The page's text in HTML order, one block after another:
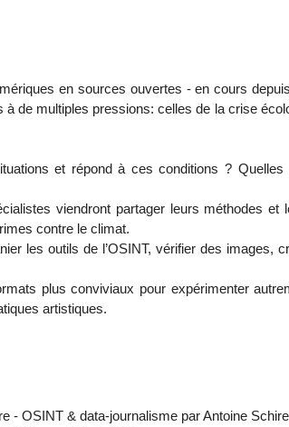
en sources ouvertes - en cours
de multiples pressions: celles de la crise
et répond à ces conditions ?
viendront partager leurs méthodes et
contre le climat.
les outils de l’OSINT, vérifier des
plus conviviaux pour expérimenter
artistiques.
- OSINT & data-journalisme par Antoine